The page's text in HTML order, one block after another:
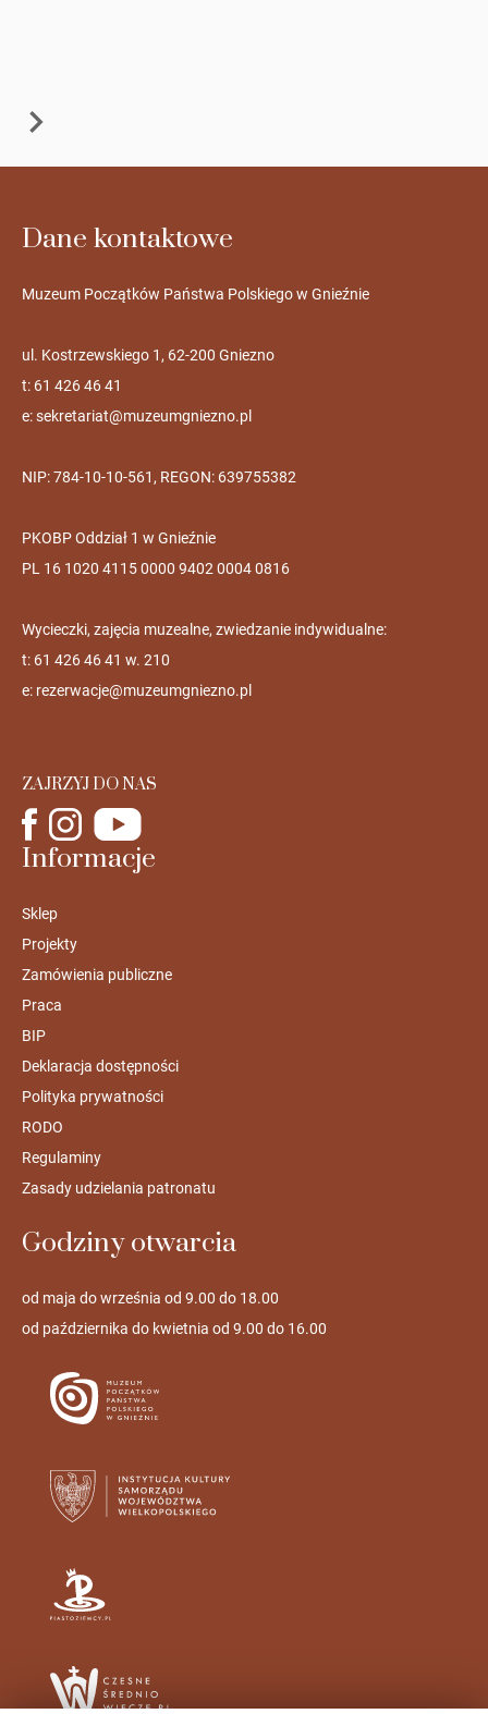
Dane kontaktowe
Muzeum Początków Państwa Polskiego w Gnieźnie
ul. Kostrzewskiego 1, 62-200 Gniezno
t: 61 426 46 41
e:sekretariat@muzeumgniezno.pl
NIP: 784-10-10-561, REGON: 639755382
PKOBP Oddział 1 w Gnieźnie
PL 16 1020 4115 0000 9402 0004 0816
Wycieczki, zajęcia muzealne, zwiedzanie indywidualne:
t: 61 426 46 41 w. 210
e: rezerwacje@muzeumgniezno.pl
ZAJRZYJ DO NAS
Informacje
Sklep
Projekty
Zamówienia publiczne
Praca
BIP
Deklaracja dostępności
Polityka prywatności
RODO
Regulaminy
Zasady udzielania patronatu
Godziny otwarcia
od maja do września od 9.00 do 18.00
od października do kwietnia od 9.00 do 16.00